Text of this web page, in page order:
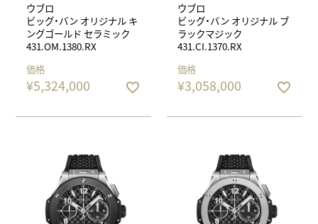
ウブロ
ビッグ・バン オリジナル キ
ングゴールド セラミック
431.OM.1380.RX
価格
¥5,324,000
ウブロ
ビッグ・バン オリジナル ブ
ラックマジック
431.CI.1370.RX
価格
¥3,058,000